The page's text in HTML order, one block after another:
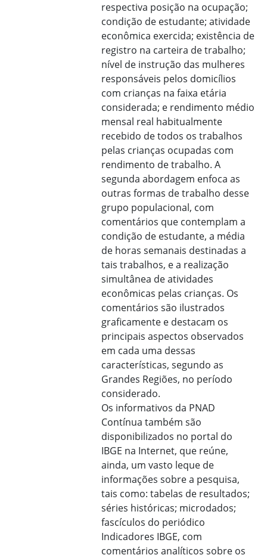
respectiva posição na ocupação;
condição de estudante; atividade
econômica exercida; existência de
registro na carteira de trabalho;
nível de instrução das mulheres
responsáveis pelos domicílios
com crianças na faixa etária
considerada; e rendimento médio
mensal real habitualmente
recebido de todos os trabalhos
pelas crianças ocupadas com
rendimento de trabalho. A
segunda abordagem enfoca as
outras formas de trabalho desse
grupo populacional, com
comentários que contemplam a
condição de estudante, a média
de horas semanais destinadas a
tais trabalhos, e a realização
simultânea de atividades
econômicas pelas crianças. Os
comentários são ilustrados
graficamente e destacam os
principais aspectos observados
em cada uma dessas
características, segundo as
Grandes Regiões, no período
considerado.
Os informativos da PNAD
Contínua também são
disponibilizados no portal do
IBGE na Internet, que reúne,
ainda, um vasto leque de
informações sobre a pesquisa,
tais como: tabelas de resultados;
séries históricas; microdados;
fascículos do periódico
Indicadores IBGE, com
comentários analíticos sobre os